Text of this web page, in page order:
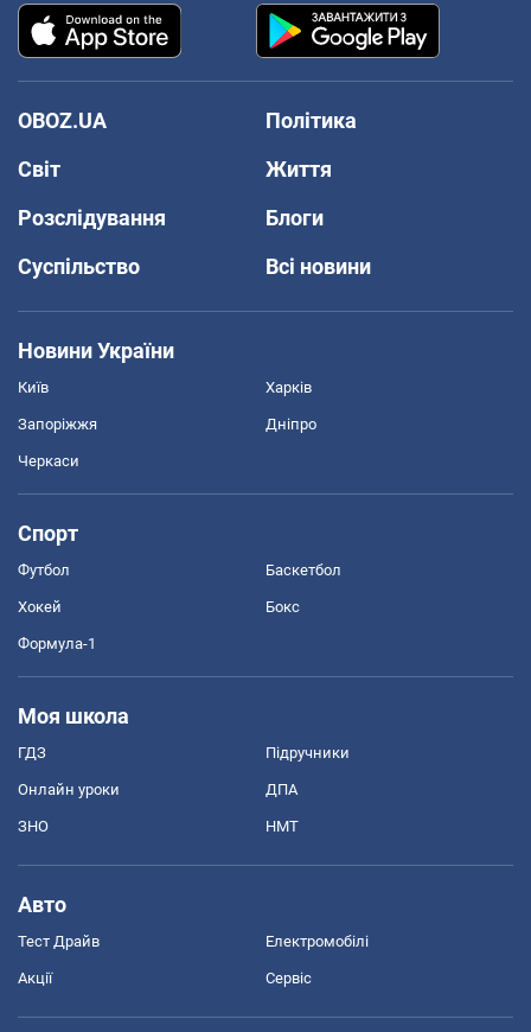
OBOZ.UA
Політика
Світ
Життя
Розслідування
Блоги
Суспільство
Всі новини
Новини України
Київ Харків
Запоріжжя Дніпро
Черкаси
Спорт
Футбол Баскетбол
Хокей Бокс
Формула-1
Моя школа
ГДЗ Підручники
Онлайн уроки ДПА
ЗНО НМТ
Авто
Тест Драйв Електромобілі
Акції Сервіс